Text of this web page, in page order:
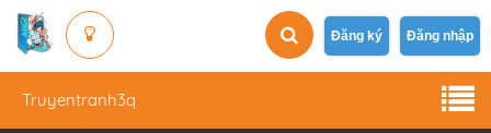
Đăng ký Đăng nhập
Truyentranh3q